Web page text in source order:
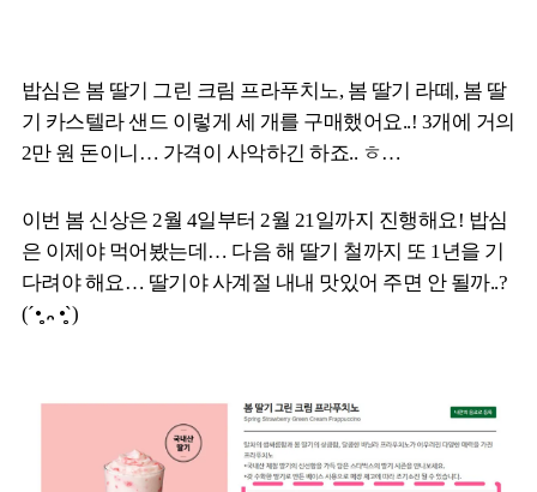
밥심은 봄 딸기 그린 크림 프라푸치노, 봄 딸기 라떼, 봄 딸
기 카스텔라 샌드 이렇게 세 개를 구매했어요..! 3개에 거의
2만 원 돈이니… 가격이 사악하긴 하죠.. ㅎ…
이번 봄 신상은 2월 4일부터 2월 21일까지 진행해요! 밥심
은 이제야 먹어봤는데… 다음 해 딸기 철까지 또 1년을 기
다려야 해요… 딸기야 사계절 내내 맛있어 주면 안 될까..?
(´•̥̥̥ ᎔ •̥̥̥`)